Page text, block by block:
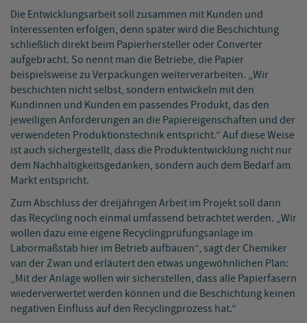
Die Entwicklungsarbeit soll zusammen mit Kunden und
Interessenten erfolgen, denn später wird die Beschichtung
schließlich direkt beim Papierhersteller oder Converter
aufgebracht. So nennt man die Betriebe, die Papier
beispielsweise zu Verpackungen weiterverarbeiten. „Wir
beschichten nicht selbst, sondern entwickeln mit den
Kundinnen und Kunden ein passendes Produkt, das den
jeweiligen Anforderungen an die Papiereigenschaften und der
verwendeten Produktionstechnik entspricht.“ Auf diese Weise
ist auch sichergestellt, dass die Produktentwicklung nicht nur
dem Nachhaltigkeitsgedanken, sondern auch dem Bedarf am
Markt entspricht.
Zum Abschluss der dreijährigen Arbeit im Projekt soll dann
das Recycling noch einmal umfassend betrachtet werden. „Wir
wollen dazu eine eigene Recyclingprüfungsanlage im
Labormaßstab hier im Betrieb aufbauen“, sagt der Chemiker
van der Zwan und erläutert den etwas ungewöhnlichen Plan:
„Mit der Anlage wollen wir sicherstellen, dass alle Papierfasern
wiederverwertet werden können und die Beschichtung keinen
negativen Einfluss auf den Recyclingprozess hat.“